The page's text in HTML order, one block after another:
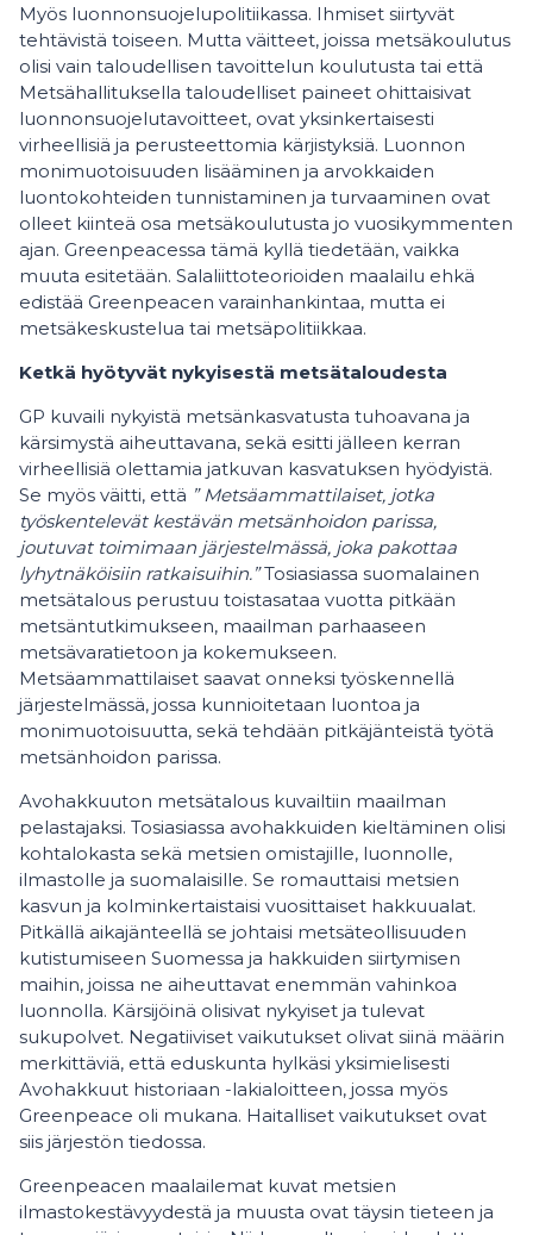
Myös luonnonsuojelupolitiikassa. Ihmiset siirtyvät
tehtävistä toiseen. Mutta väitteet, joissa metsäkoulutus
olisi vain taloudellisen tavoittelun koulutusta tai että
Metsähallituksella taloudelliset paineet ohittaisivat
luonnonsuojelutavoitteet, ovat yksinkertaisesti
virheellisiä ja perusteettomia kärjistyksiä. Luonnon
monimuotoisuuden lisääminen ja arvokkaiden
luontokohteiden tunnistaminen ja turvaaminen ovat
olleet kiinteä osa metsäkoulutusta jo vuosikymmenten
ajan. Greenpeacessa tämä kyllä tiedetään, vaikka
muuta esitetään. Salaliittoteorioiden maalailu ehkä
edistää Greenpeacen varainhankintaa, mutta ei
metsäkeskustelua tai metsäpolitiikkaa.
Ketkä hyötyvät nykyisestä metsätaloudesta
GP kuvaili nykyistä metsänkasvatusta tuhoavana ja
kärsimystä aiheuttavana, sekä esitti jälleen kerran
virheellisiä olettamia jatkuvan kasvatuksen hyödyistä.
Se myös väitti, että ” Metsäammattilaiset, jotka
työskentelevät kestävän metsänhoidon parissa,
joutuvat toimimaan järjestelmässä, joka pakottaa
lyhytnäköisiin ratkaisuihin.”Tosiasiassa suomalainen
metsätalous perustuu toistasataa vuotta pitkään
metsäntutkimukseen, maailman parhaaseen
metsävaratietoon ja kokemukseen.
Metsäammattilaiset saavat onneksi työskennellä
järjestelmässä, jossa kunnioitetaan luontoa ja
monimuotoisuutta, sekä tehdään pitkäjänteistä työtä
metsänhoidon parissa.
Avohakkuuton metsätalous kuvailtiin maailman
pelastajaksi. Tosiasiassa avohakkuiden kieltäminen olisi
kohtalokasta sekä metsien omistajille, luonnolle,
ilmastolle ja suomalaisille. Se romauttaisi metsien
kasvun ja kolminkertaistaisi vuosittaiset hakkuualat.
Pitkällä aikajänteellä se johtaisi metsäteollisuuden
kutistumiseen Suomessa ja hakkuiden siirtymisen
maihin, joissa ne aiheuttavat enemmän vahinkoa
luonnolla. Kärsijöinä olisivat nykyiset ja tulevat
sukupolvet. Negatiiviset vaikutukset olivat siinä määrin
merkittäviä, että eduskunta hylkäsi yksimielisesti
Avohakkuut historiaan -lakialoitteen, jossa myös
Greenpeace oli mukana. Haitalliset vaikutukset ovat
siis järjestön tiedossa.
Greenpeacen maalailemat kuvat metsien
ilmastokestävyydestä ja muusta ovat täysin tieteen ja